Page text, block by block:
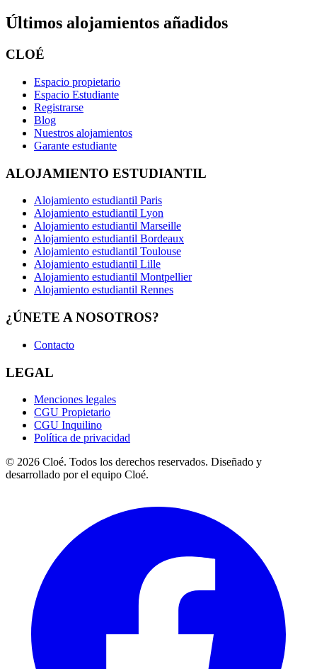
Últimos alojamientos añadidos
CLOÉ
Espacio propietario
Espacio Estudiante
Registrarse
Blog
Nuestros alojamientos
Garante estudiante
ALOJAMIENTO ESTUDIANTIL
Alojamiento estudiantil Paris
Alojamiento estudiantil Lyon
Alojamiento estudiantil Marseille
Alojamiento estudiantil Bordeaux
Alojamiento estudiantil Toulouse
Alojamiento estudiantil Lille
Alojamiento estudiantil Montpellier
Alojamiento estudiantil Rennes
¿ÚNETE A NOSOTROS?
Contacto
LEGAL
Menciones legales
CGU Propietario
CGU Inquilino
Política de privacidad
© 2026 Cloé. Todos los derechos reservados. Diseñado y
desarrollado por el equipo Cloé.